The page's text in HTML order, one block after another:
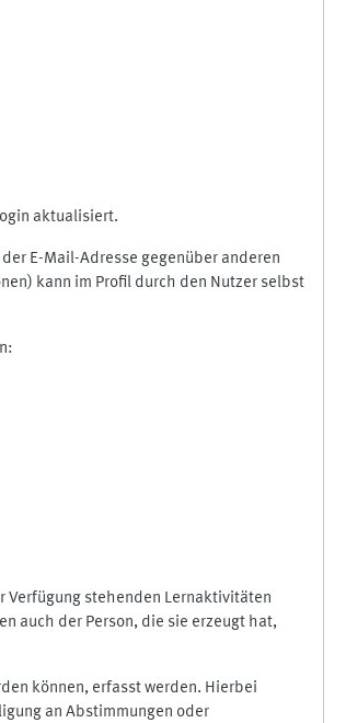
aktualisiert.
E-Mail-Adresse gegenüber anderen
kann im Profil durch den Nutzer selbst
Verfügung stehenden Lernaktivitäten
auch der Person, die sie erzeugt hat,
können, erfasst werden. Hierbei
an Abstimmungen oder